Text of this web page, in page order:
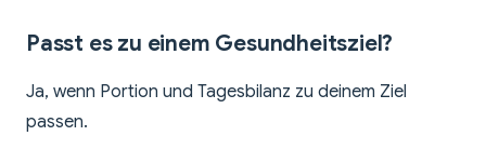
Passt es zu einem Gesundheitsziel?
Ja, wenn Portion und Tagesbilanz zu deinem Ziel
passen.